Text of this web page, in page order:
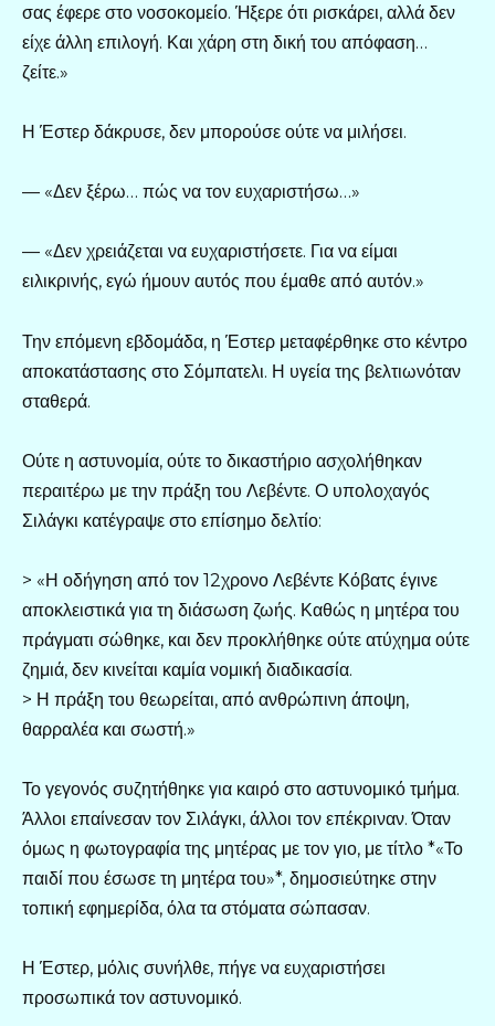
σας έφερε στο νοσοκομείο. Ήξερε ότι ρισκάρει, αλλά δεν
είχε άλλη επιλογή. Και χάρη στη δική του απόφαση…
ζείτε.»
Η Έστερ δάκρυσε, δεν μπορούσε ούτε να μιλήσει.
— «Δεν ξέρω… πώς να τον ευχαριστήσω…»
— «Δεν χρειάζεται να ευχαριστήσετε. Για να είμαι
ειλικρινής, εγώ ήμουν αυτός που έμαθε από αυτόν.»
Την επόμενη εβδομάδα, η Έστερ μεταφέρθηκε στο κέντρο
αποκατάστασης στο Σόμπατελι. Η υγεία της βελτιωνόταν
σταθερά.
Ούτε η αστυνομία, ούτε το δικαστήριο ασχολήθηκαν
περαιτέρω με την πράξη του Λεβέντε. Ο υπολοχαγός
Σιλάγκι κατέγραψε στο επίσημο δελτίο:
> «Η οδήγηση από τον 12χρονο Λεβέντε Κόβατς έγινε
αποκλειστικά για τη διάσωση ζωής. Καθώς η μητέρα του
πράγματι σώθηκε, και δεν προκλήθηκε ούτε ατύχημα ούτε
ζημιά, δεν κινείται καμία νομική διαδικασία.
> Η πράξη του θεωρείται, από ανθρώπινη άποψη,
θαρραλέα και σωστή.»
Το γεγονός συζητήθηκε για καιρό στο αστυνομικό τμήμα.
Άλλοι επαίνεσαν τον Σιλάγκι, άλλοι τον επέκριναν. Όταν
όμως η φωτογραφία της μητέρας με τον γιο, με τίτλο *«Το
παιδί που έσωσε τη μητέρα του»*, δημοσιεύτηκε στην
τοπική εφημερίδα, όλα τα στόματα σώπασαν.
Η Έστερ, μόλις συνήλθε, πήγε να ευχαριστήσει
προσωπικά τον αστυνομικό.